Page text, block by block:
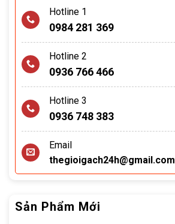
Hotline 1
0984 281 369
Hotline 2
0936 766 466
Hotline 3
0936 748 383
Email
thegioigach24h@gmail.com
Sản Phẩm Mới